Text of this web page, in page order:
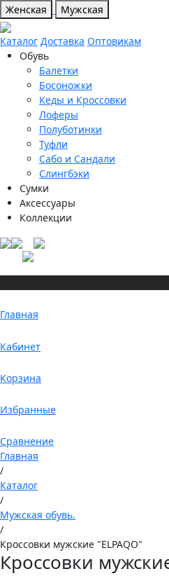
Женская Мужская
Каталог Доставка Оптовикам
Обувь
Балетки
Босоножки
Кеды и Кроссовки
Лоферы
Полуботинки
Туфли
Сабо и Сандали
Слингбэки
Сумки
Аксессуары
Коллекции
Главная
Кабинет
Корзина
Избранные
Сравнение
Главная
/
Каталог
/
Мужская обувь.
/
Кроссовки мужские "ELPAQO"
Кроссовки